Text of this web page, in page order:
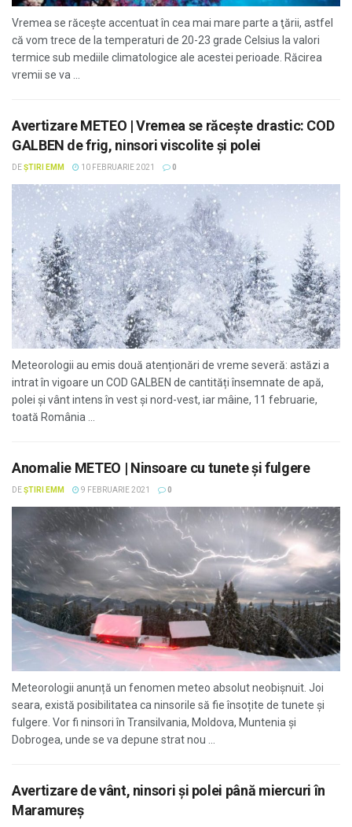
Vremea se răceşte accentuat în cea mai mare parte a ţării, astfel
că vom trece de la temperaturi de 20-23 grade Celsius la valori
termice sub mediile climatologice ale acestei perioade. Răcirea
vremii se va ...
Avertizare METEO | Vremea se răcește drastic: COD
GALBEN de frig, ninsori viscolite și polei
DEȘTIRI EMM 10 FEBRUARIE 2021 0
Meteorologii au emis două atenționări de vreme severă: astăzi a
intrat în vigoare un COD GALBEN de cantități însemnate de apă,
polei și vânt intens în vest și nord-vest, iar mâine, 11 februarie,
toată România ...
Anomalie METEO | Ninsoare cu tunete și fulgere
DEȘTIRI EMM 9 FEBRUARIE 2021 0
Meteorologii anunță un fenomen meteo absolut neobișnuit. Joi
seara, există posibilitatea ca ninsorile să fie însoțite de tunete și
fulgere. Vor fi ninsori în Transilvania, Moldova, Muntenia şi
Dobrogea, unde se va depune strat nou ...
Avertizare de vânt, ninsori și polei până miercuri în
Maramureş